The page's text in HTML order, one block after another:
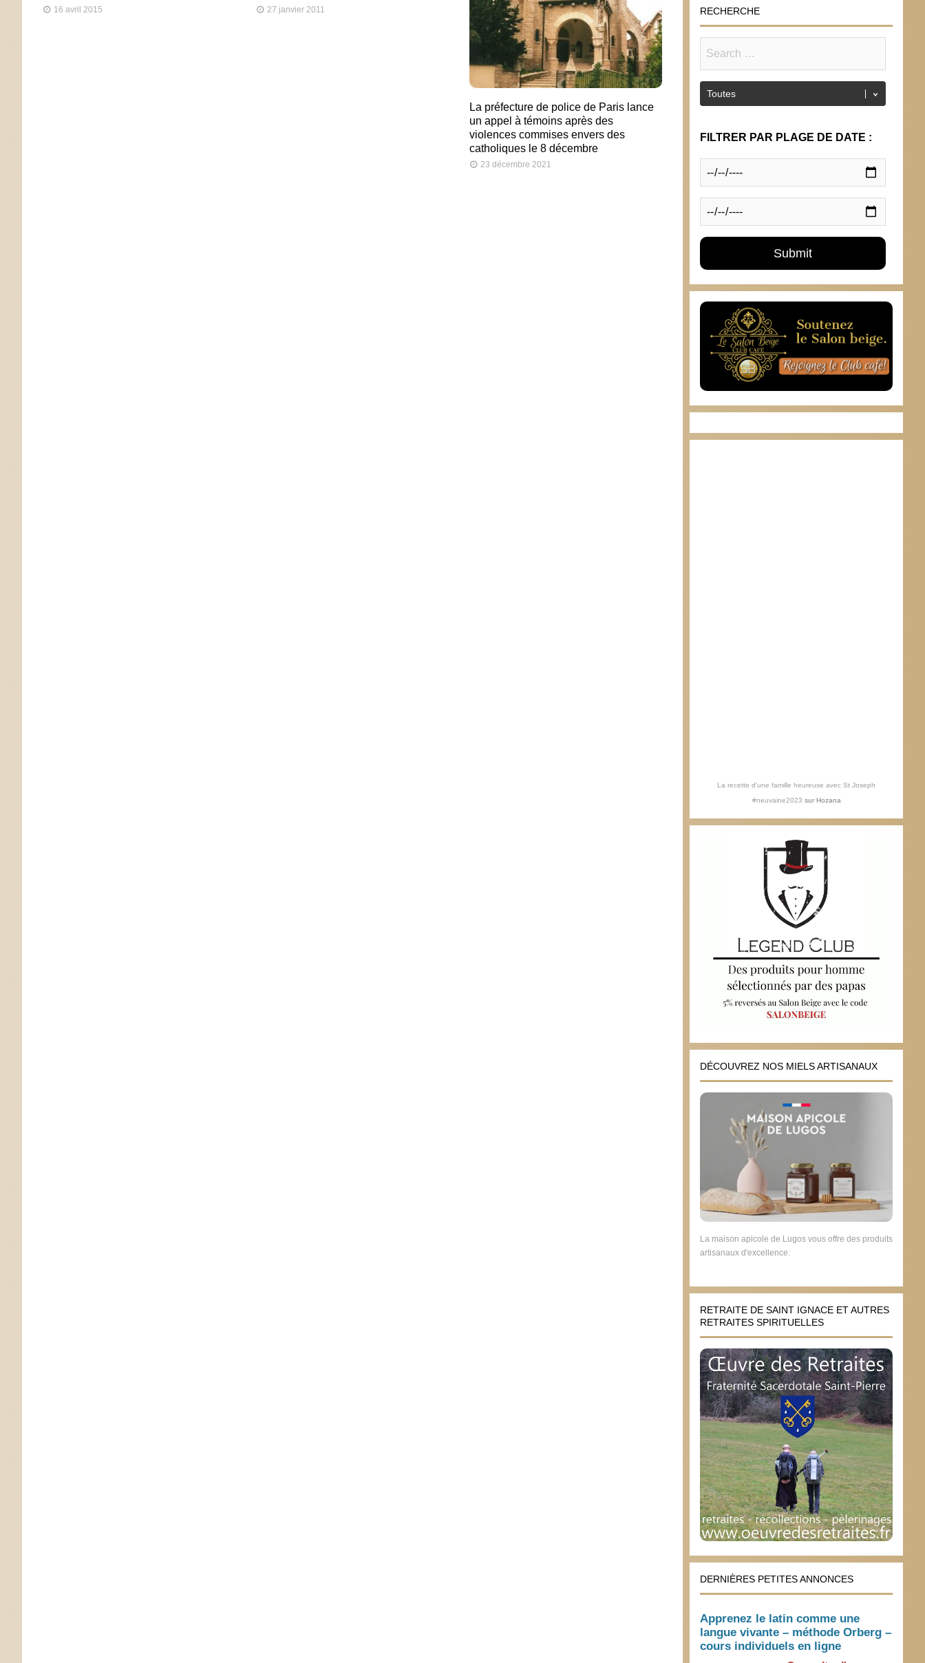
16 avril 2015 27 janvier 2011
La préfecture de police de Paris lance
un appel à témoins après des
violences commises envers des
catholiques le 8 décembre
23 décembre 2021
Sri Lanka : Depuis les attentats, les
liturgiques
RECHERCHE
FILTRER PAR PLAGE DE DATE :
La recette d'une famille heureuse avec St Joseph
#neuvaine2023 sur Hozana
DÉCOUVREZ NOS MIELS ARTISANAUX
La maison apicole de Lugos vous offre des produits
artisanaux d'excellence.
RETRAITE DE SAINT IGNACE ET AUTRES
RETRAITES SPIRITUELLES
DERNIÈRES PETITES ANNONCES
Apprenez le latin comme une
langue vivante – méthode Orberg –
cours individuels en ligne